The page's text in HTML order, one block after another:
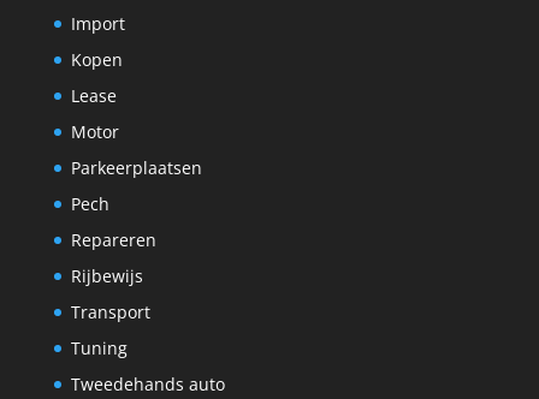
Import
Kopen
Lease
Motor
Parkeerplaatsen
Pech
Repareren
Rijbewijs
Transport
Tuning
Tweedehands auto